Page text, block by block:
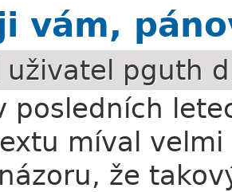
vám,
uživatel pguth
posledních
míval
že